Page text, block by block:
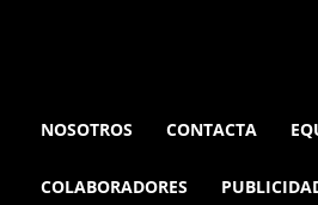
NOSOTROS CONTACTA
COLABORADORES